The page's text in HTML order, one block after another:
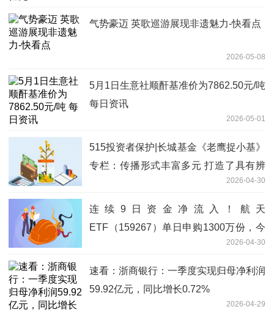
气势豪迈 英歌巡游展现非遗魅力-快看点
2026-05-08
5月1日生意社顺酐基准价为7862.50元/吨
每日资讯
2026-05-01
515投资者保护|长城基金《老鹰捉小基》
专栏：传播形式丰富多元 打造了具有辨
2026-04-30
连续9日资金净流入！航天
ETF（159267）单日申购1300万份，今
年以来份额增长率近220%居同指数榜首
2026-04-30
速看：浙商银行：一季度实现归母净利润
59.92亿元，同比增长0.72%
2026-04-29